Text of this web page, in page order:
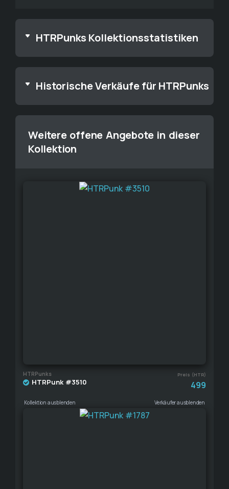
HTRPunks Kollektionsstatistiken
Historische Verkäufe für HTRPunks
Weitere offene Angebote in dieser
Kollektion
HTRPunks Preis (HTR)
HTRPunk #3510 499
Kollektion ausblenden Verkäufer ausblenden